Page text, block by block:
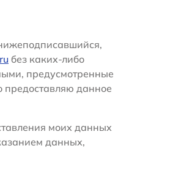
без каких-либо
предусмотренные
предоставляю данное
моих данных
данных,